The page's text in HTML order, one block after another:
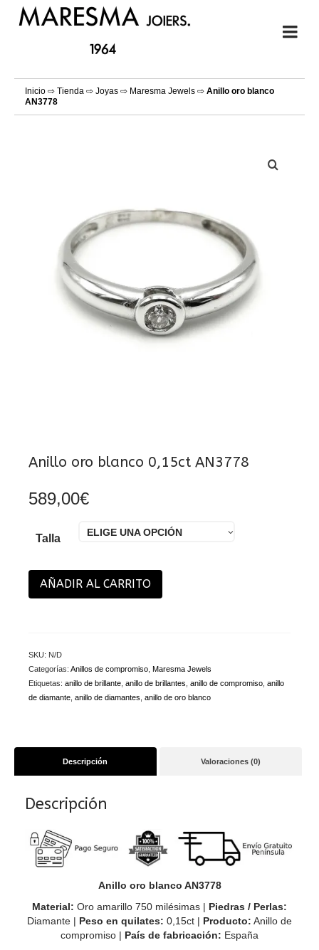
Inicio ⇨ Tienda ⇨ Joyas ⇨ Maresma Jewels ⇨ Anillo oro blanco
AN3778
Anillo oro blanco 0,15ct AN3778
589,00€
Talla ELIGE UNA OPCIÓN
AÑADIR AL CARRITO
SKU: N/D
Categorías: Anillos de compromiso Maresma Jewels
Etiquetas: anillo de brillante anillo de brillantes anillo de compromiso anillo
de diamante anillo de diamantes anillo de oro blanco
Descripción Valoraciones (0)
Descripción
Anillo oro blanco AN3778
Material: Oro amarillo 750 milésimas | Piedras / Perlas:
Diamante | Peso en quilates: 0,15ct | Producto: Anillo de
compromiso | País de fabricación: España